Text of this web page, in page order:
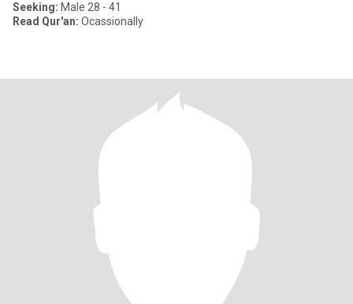
Seeking: Male 28 - 41
Read Qur'an: Ocassionally